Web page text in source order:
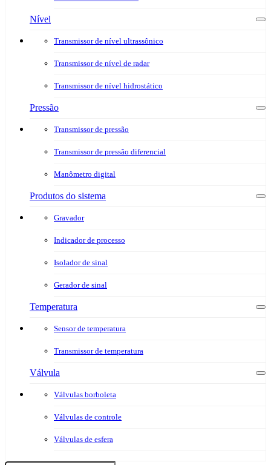
Nível
Transmissor de nível ultrassônico
Transmissor de nível de radar
Transmissor de nível hidrostático
Pressão
Transmissor de pressão
Transmissor de pressão diferencial
Manômetro digital
Produtos do sistema
Gravador
Indicador de processo
Isolador de sinal
Gerador de sinal
Temperatura
Sensor de temperatura
Transmissor de temperatura
Válvula
Válvulas borboleta
Válvulas de controle
Válvulas de esfera